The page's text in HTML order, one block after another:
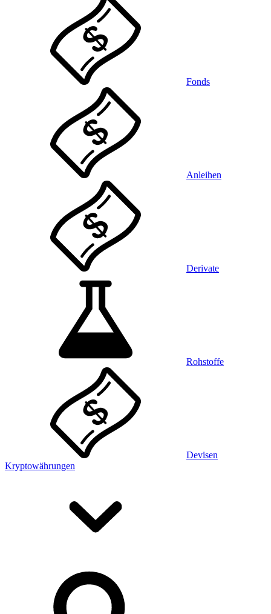
Fonds
Anleihen
Derivate
Rohstoffe
Devisen
Kryptowährungen